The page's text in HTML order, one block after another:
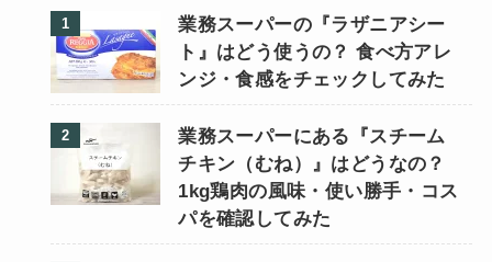
業務スーパーの『ラザニアシー
ト』はどう使うの？ 食べ方アレ
ンジ・食感をチェックしてみた
業務スーパーにある『スチーム
チキン（むね）』はどうなの？
1kg鶏肉の風味・使い勝手・コス
パを確認してみた